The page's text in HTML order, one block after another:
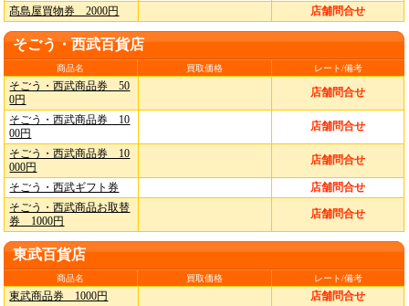
髙島屋買物券 2000円
店舗問合せ
そごう・西武百貨店
商品名 買取価格 レート/備考
そごう・西武商品券 50
0円
店舗問合せ
そごう・西武商品券 10
00円
店舗問合せ
そごう・西武商品券 10
000円
店舗問合せ
そごう・西武ギフト券
店舗問合せ
そごう・西武商品お取替
券 1000円
店舗問合せ
東武百貨店
商品名 買取価格 レート/備考
東武商品券 1000円
店舗問合せ